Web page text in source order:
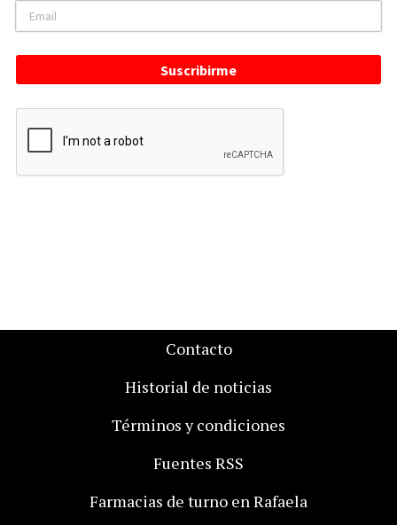
Suscribirme
Contacto
Historial de noticias
Términos y condiciones
Fuentes RSS
Farmacias de turno en Rafaela